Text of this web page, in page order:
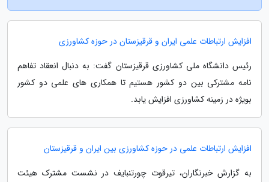
افزایش ارتباطات علمی ایران و قرقیزستان در حوزه کشاورزی
رئیس دانشگاه ملی کشاورزی قرقیزستان گفت: به دنبال انعقاد تفاهم
نامه مشترکی بین دو کشور هستیم تا همکاری های علمی دو کشور
بویژه در زمینه کشاورزی افزایش یابد.
افزایش ارتباطات علمی در حوزه کشاورزی بین ایران و قرقیزستان
به گزارش خبرنگاران، تیرقوت چورتنبایف در نشست مشترک هیئت